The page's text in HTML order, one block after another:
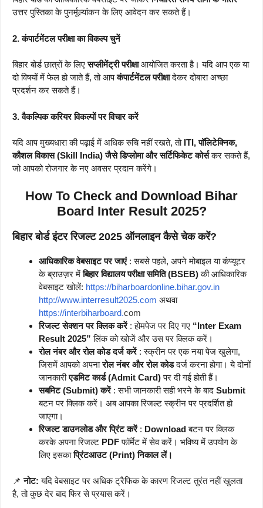
उत्तर पुस्तिका के पुनर्मूल्यांकन के लिए आवेदन कर सकते हैं।
2. कंपार्टमेंटल परीक्षा का विकल्प चुनें
बिहार बोर्ड छात्रों के लिएसप्लीमेंट्री परीक्षाआयोजित करता है। यदि आप एक या
दो विषयों में फेल हो जाते हैं, तो आपकंपार्टमेंटल परीक्षादेकर दोबारा अच्छा
प्रदर्शन कर सकते हैं।
3. वैकल्पिक करियर विकल्पों पर विचार करें
यदि आप मुख्यधारा की पढ़ाई में अधिक रुचि नहीं रखते, तो ITI, पॉलिटेक्निक,
कौशल विकास (Skill India) जैसे डिप्लोमा और सर्टिफिकेट कोर्सकर सकते हैं,
जो आपको रोजगार के नए अवसर प्रदान करेंगे।
How To Check and Download Bihar
Board Inter Result 2025?
बिहार बोर्ड इंटर रिजल्ट 2025 ऑनलाइन कैसे चेक करें?
आधिकारिक वेबसाइट पर जाएं: सबसे पहले, अपने मोबाइल या कंप्यूटर
के ब्राउज़र मेंबिहार विद्यालय परीक्षा समिति (BSEB)की आधिकारिक
वेबसाइट खोलें: https://biharboardonline.bihar.gov.in
http://www.interresult2025.com अथवा
https://interbiharboard.com
रिजल्ट सेक्शन पर क्लिक करें: होमपेज पर दिए गए “Inter Exam
Result 2025” लिंक को खोजें और उस पर क्लिक करें।
रोल नंबर और रोल कोड दर्ज करें: स्क्रीन पर एक नया पेज खुलेगा,
जिसमें आपको अपनारोल नंबर और रोल कोडदर्ज करना होगा। ये दोनों
जानकारीएडमिट कार्ड (Admit Card)पर दी गई होती हैं।
सबमिट (Submit) करें: सभी जानकारी सही भरने के बाद Submit
बटन पर क्लिक करें। अब आपका रिजल्ट स्क्रीन पर प्रदर्शित हो
जाएगा।
रिजल्ट डाउनलोड और प्रिंट करें: Downloadबटन पर क्लिक
करके अपना रिजल्ट PDFफॉर्मेट में सेव करें। भविष्य में उपयोग के
लिए इसकाप्रिंटआउट (Print) निकाल लें।
📌नोट: यदि वेबसाइट पर अधिक ट्रैफिक के कारण रिजल्ट तुरंत नहीं खुलता
है, तो कुछ देर बाद फिर से प्रयास करें।